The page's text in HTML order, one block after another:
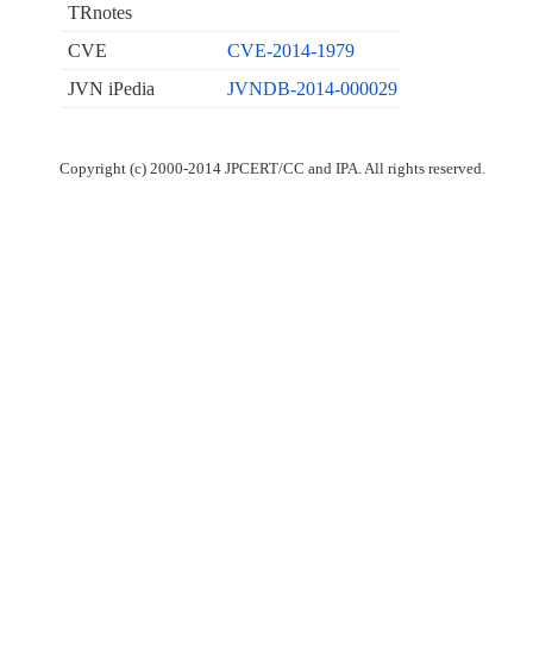
TRnotes
CVE
CVE-2014-1979
JVN iPedia
JVNDB-2014-000029
Copyright (c) 2000-2014 JPCERT/CC and IPA. All rights reserved.